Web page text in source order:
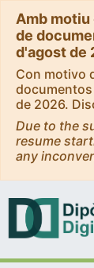
Amb
de
d'agost de
Con motivo
de 2026.
Due to the
resume
any